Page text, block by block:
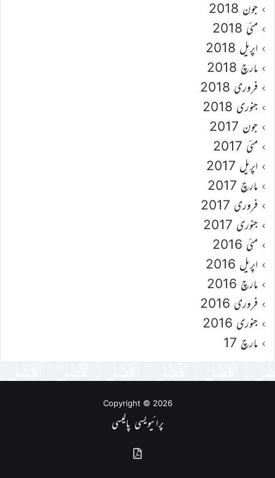
جون 2018
مئی 2018
اپریل 2018
مارچ 2018
فروری 2018
جنوری 2018
جون 2017
مئی 2017
اپریل 2017
مارچ 2017
فروری 2017
جنوری 2017
مئی 2016
اپریل 2016
مارچ 2016
فروری 2016
جنوری 2016
مارچ 17
Copyright © 2026
پرائیویسی پالیسی
گذشتہ